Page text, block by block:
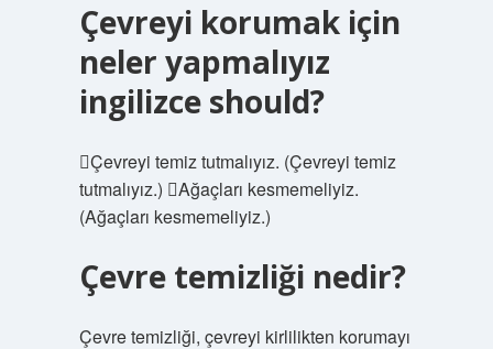
Çevreyi korumak için
neler yapmalıyız
ingilizce should?
Çevreyi temiz tutmalıyız. (Çevreyi temiz
tutmalıyız.) Ağaçları kesmemeliyiz.
(Ağaçları kesmemeliyiz.)
Çevre temizliği nedir?
Çevre temizliği, çevreyi kirlilikten korumayı